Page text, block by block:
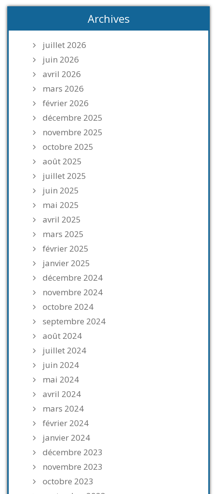
Archives
juillet 2026
juin 2026
avril 2026
mars 2026
février 2026
décembre 2025
novembre 2025
octobre 2025
août 2025
juillet 2025
juin 2025
mai 2025
avril 2025
mars 2025
février 2025
janvier 2025
décembre 2024
novembre 2024
octobre 2024
septembre 2024
août 2024
juillet 2024
juin 2024
mai 2024
avril 2024
mars 2024
février 2024
janvier 2024
décembre 2023
novembre 2023
octobre 2023